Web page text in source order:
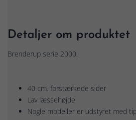
Detaljer om produktet
Brenderup serie 2000.
40 cm. forstærkede sider
Lav læssehøjde
Nogle modeller er udstyret med